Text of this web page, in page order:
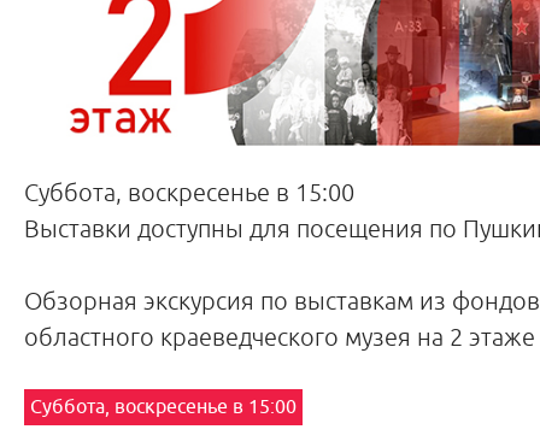
Суббота, воскресенье в 15:00
Выставки доступны для посещения по
Обзорная экскурсия по выставкам из
областного краеведческого музея на 2 этаже
Суббота, воскресенье в 15:00